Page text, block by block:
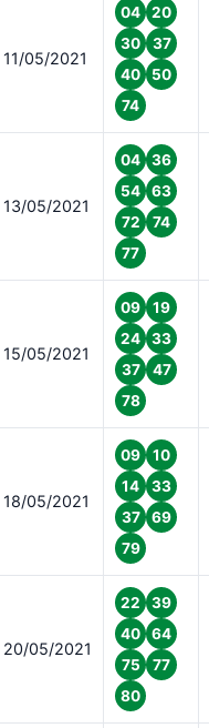
11/05/2021
04
20
30
37
40
50
74
13/05/2021
04
36
54
63
72
74
77
15/05/2021
09
19
24
33
37
47
78
18/05/2021
09
10
14
33
37
69
79
20/05/2021
22
39
40
64
75
77
80